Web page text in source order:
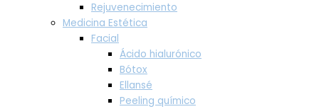
Rejuvenecimiento
Medicina Estética
Facial
Ácido hialurónico
Bótox
Ellansé
Peeling químico